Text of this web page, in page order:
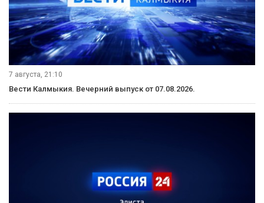
7 августа, 21:10
Вести Калмыкия. Вечерний выпуск от 07.08.2026.